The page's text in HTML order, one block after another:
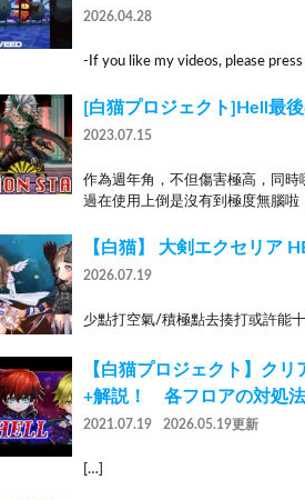
2026.04.28
-If you like my videos, please
[白猫プロジェクト]Hell最
2023.07.15
作為週年角，不但傷害極高，同
過在使用上倒是沒有到極度無腦啦
【白猫】 大剣エクセリア
2026.07.19
少點打空氣/積極點去揍打或許能
【白猫プロジェクト】ク
+解説！ 各フロアの対処法
2021.07.19 2026.05.19更新
[…]